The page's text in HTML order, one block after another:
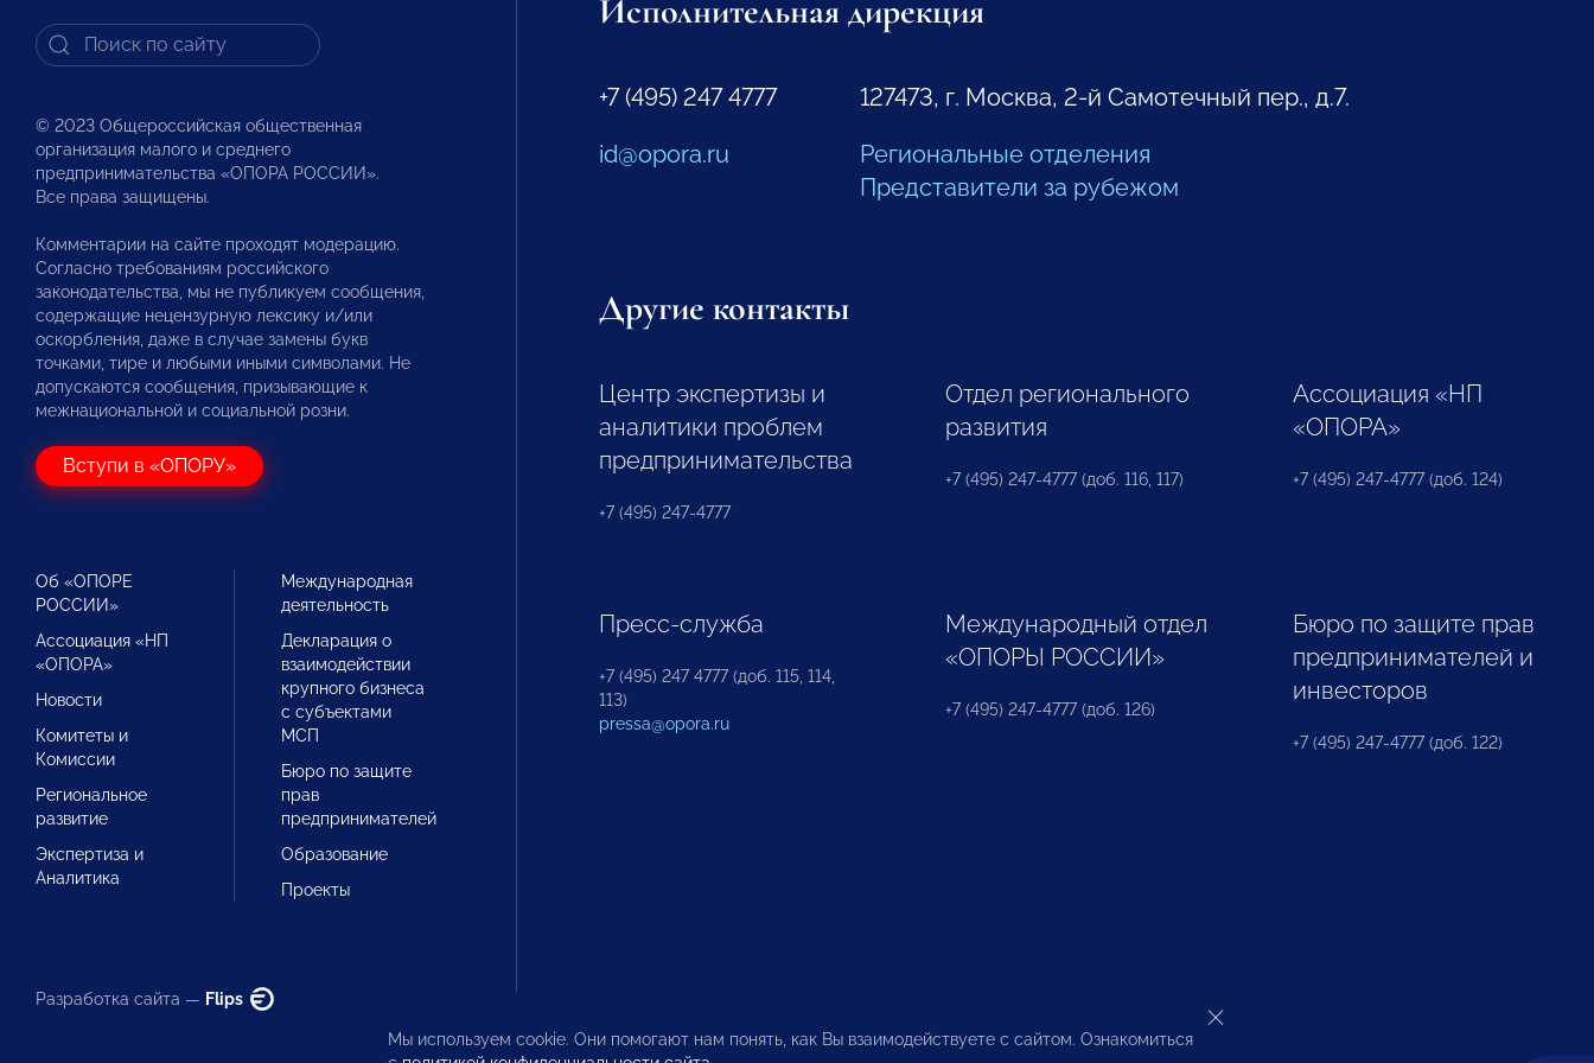
© 2023 Общероссийская общественная
организация малого и среднего
предпринимательства «ОПОРА РОССИИ».
Все права защищены.
Комментарии на сайте проходят модерацию.
Согласно требованиям российского
законодательства, мы не публикуем сообщения,
содержащие нецензурную лексику и/или
оскорбления, даже в случае замены букв
точками, тире и любыми иными символами. Не
допускаются сообщения, призывающие к
межнациональной и социальной розни.
Вступи в «ОПОРУ»
Об «ОПОРЕ
РОССИИ»
Ассоциация «НП
«ОПОРА»
Новости
Комитеты и
Комиссии
Региональное
развитие
Экспертиза и
Аналитика
Международная
деятельность
Декларация о
взаимодействии
крупного бизнеса
с субъектами
МСП
Бюро по защите
прав
предпринимателей
Образование
Проекты
Разработка сайта — Flips
Исполнительная дирекция
+7 (495) 247 4777
id@opora.ru
127473, г. Москва, 2-й Самотечный пер., д.7.
Региональные отделения
Представители за рубежом
Другие контакты
Центр экспертизы и
аналитики проблем
предпринимательства
+7 (495) 247-4777
Отдел регионального
развития
+7 (495) 247-4777 (доб. 116, 117)
Ассоциация «НП
«ОПОРА»
+7 (495) 247-4777 (доб. 124)
Пресс-служба
+7 (495) 247 4777 (доб. 115, 114,
113)
pressa@opora.ru
Международный отдел
«ОПОРЫ РОССИИ»
+7 (495) 247-4777 (доб. 126)
Бюро по защите прав
предпринимателей и
инвесторов
+7 (495) 247-4777 (доб. 122)
Мы используем cookie. Они помогают нам понять, как Вы взаимодействуете с сайтом. Ознакомиться